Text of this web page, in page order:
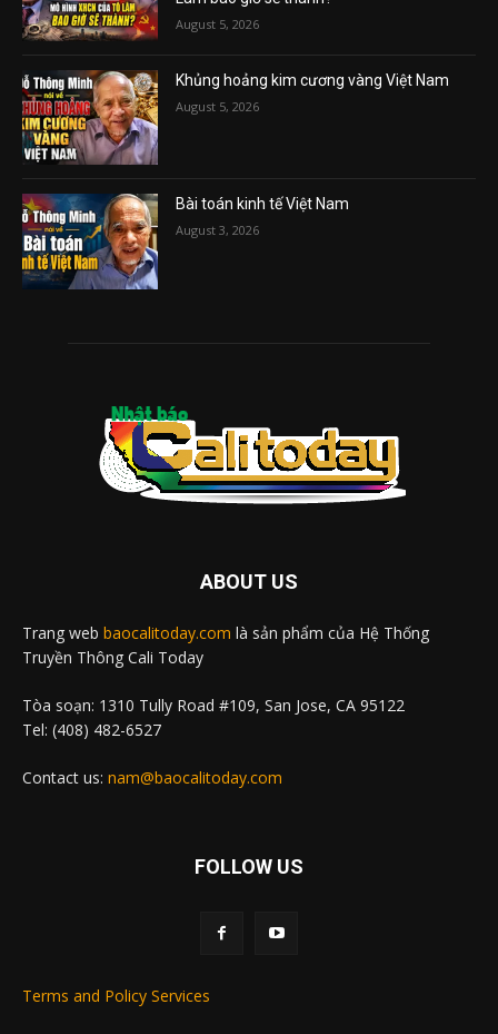
August 5, 2026
Khủng hoảng kim cương vàng Việt Nam
August 5, 2026
Bài toán kinh tế Việt Nam
August 3, 2026
ABOUT US
Trang web baocalitoday.com là sản phẩm của Hệ Thống
Truyền Thông Cali Today
Tòa soạn: 1310 Tully Road #109, San Jose, CA 95122
Tel: (408) 482-6527
Contact us: nam@baocalitoday.com
FOLLOW US
Terms and Policy Services